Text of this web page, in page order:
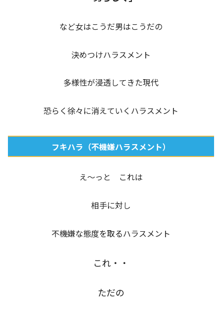
など女はこうだ男はこうだの
決めつけハラスメント
多様性が浸透してきた現代
恐らく徐々に消えていくハラスメント
フキハラ（不機嫌ハラスメント）
え～っと これは
相手に対し
不機嫌な態度を取るハラスメント
これ・・
ただの